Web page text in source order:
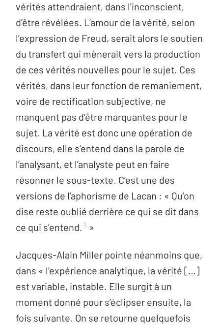
vérités attendraient, dans l’inconscient,
d’être révélées. L’amour de la vérité, selon
l’expression de Freud, serait alors le soutien
du transfert qui mènerait vers la production
de ces vérités nouvelles pour le sujet. Ces
vérités, dans leur fonction de remaniement,
voire de rectification subjective, ne
manquent pas d’être marquantes pour le
sujet. La vérité est donc une opération de
discours, elle s’entend dans la parole de
l’analysant, et l’analyste peut en faire
résonner le sous-texte. C’est une des
versions de l’aphorisme de Lacan : « Qu’on
dise reste oublié derrière ce qui se dit dans
ce qui s’entend. 1 »
Jacques‑Alain Miller pointe néanmoins que,
dans « l’expérience analytique, la vérité […]
est variable, instable. Elle surgit à un
moment donné pour s’éclipser ensuite, la
fois suivante. On se retourne quelquefois